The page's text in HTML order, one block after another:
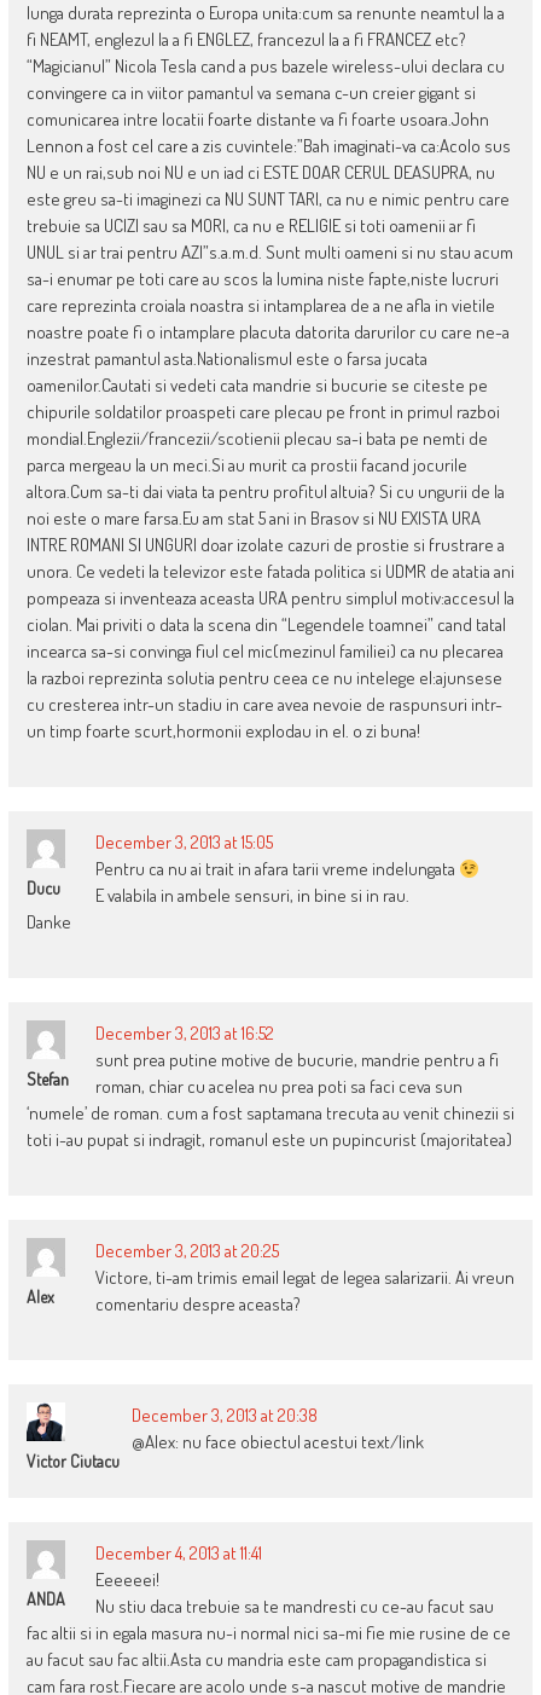
lunga durata reprezinta o Europa unita:cum sa renunte neamtul la a
fi NEAMT, englezul la a fi ENGLEZ, francezul la a fi FRANCEZ etc?
“Magicianul” Nicola Tesla cand a pus bazele wireless-ului declara cu
convingere ca in viitor pamantul va semana c-un creier gigant si
comunicarea intre locatii foarte distante va fi foarte usoara.John
Lennon a fost cel care a zis cuvintele:”Bah imaginati-va ca:Acolo sus
NU e un rai,sub noi NU e un iad ci ESTE DOAR CERUL DEASUPRA, nu
este greu sa-ti imaginezi ca NU SUNT TARI, ca nu e nimic pentru care
trebuie sa UCIZI sau sa MORI, ca nu e RELIGIE si toti oamenii ar fi
UNUL si ar trai pentru AZI”s.a.m.d. Sunt multi oameni si nu stau acum
sa-i enumar pe toti care au scos la lumina niste fapte,niste lucruri
care reprezinta croiala noastra si intamplarea de a ne afla in vietile
noastre poate fi o intamplare placuta datorita darurilor cu care ne-a
inzestrat pamantul asta.Nationalismul este o farsa jucata
oamenilor.Cautati si vedeti cata mandrie si bucurie se citeste pe
chipurile soldatilor proaspeti care plecau pe front in primul razboi
mondial.Englezii/francezii/scotienii plecau sa-i bata pe nemti de
parca mergeau la un meci.Si au murit ca prostii facand jocurile
altora.Cum sa-ti dai viata ta pentru profitul altuia? Si cu ungurii de la
noi este o mare farsa.Eu am stat 5 ani in Brasov si NU EXISTA URA
INTRE ROMANI SI UNGURI doar izolate cazuri de prostie si frustrare a
unora. Ce vedeti la televizor este fatada politica si UDMR de atatia ani
pompeaza si inventeaza aceasta URA pentru simplul motiv:accesul la
ciolan. Mai priviti o data la scena din “Legendele toamnei” cand tatal
incearca sa-si convinga fiul cel mic(mezinul familiei) ca nu plecarea
la razboi reprezinta solutia pentru ceea ce nu intelege el:ajunsese
cu cresterea intr-un stadiu in care avea nevoie de raspunsuri intr-
un timp foarte scurt,hormonii explodau in el. o zi buna!
Ducu
December 3, 2013 at 15:05
Pentru ca nu ai trait in afara tarii vreme indelungata
E valabila in ambele sensuri, in bine si in rau.
Danke
Stefan
December 3, 2013 at 16:52
sunt prea putine motive de bucurie, mandrie pentru a fi
roman, chiar cu acelea nu prea poti sa faci ceva sun
‘numele’ de roman. cum a fost saptamana trecuta au venit chinezii si
toti i-au pupat si indragit, romanul este un pupincurist (majoritatea)
Alex
December 3, 2013 at 20:25
Victore, ti-am trimis email legat de legea salarizarii. Ai vreun
comentariu despre aceasta?
Victor Ciutacu
December 3, 2013 at 20:38
@Alex: nu face obiectul acestui text/link
ANDA
December 4, 2013 at 11:41
Eeeeeei!
Nu stiu daca trebuie sa te mandresti cu ce-au facut sau
fac altii si in egala masura nu-i normal nici sa-mi fie mie rusine de ce
au facut sau fac altii.Asta cu mandria este cam propagandistica si
cam fara rost.Fiecare are acolo unde s-a nascut motive de mandrie